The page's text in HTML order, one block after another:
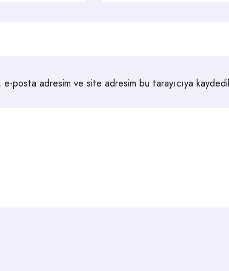
e-posta adresim ve site adresim bu tarayıcıya